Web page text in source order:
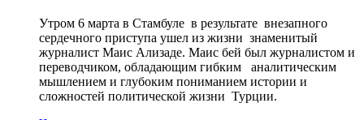
Утром 6 марта в Стамбуле в результате внезапного
сердечного приступа ушел из жизни знаменитый
журналист Маис Ализаде. Маис бей был журналистом и
переводчиком, обладающим гибким аналитическим
мышлением и глубоким пониманием истории и
сложностей политической жизни Турции.